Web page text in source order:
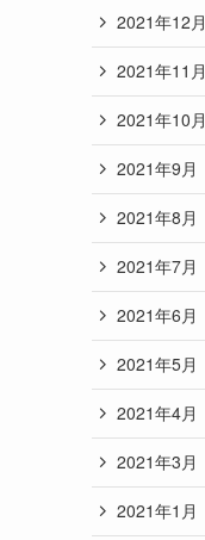
2021年12月
2021年11月
2021年10月
2021年9月
2021年8月
2021年7月
2021年6月
2021年5月
2021年4月
2021年3月
2021年1月